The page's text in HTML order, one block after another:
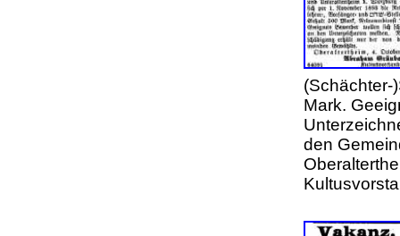
(Schächter-
Mark.
den